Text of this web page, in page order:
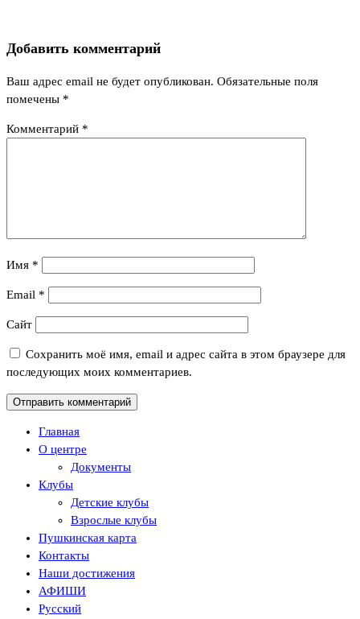
Добавить комментарий
Ваш адрес email не будет опубликован. Обязательные поля
помечены *
Комментарий *
Имя *
Email *
Сайт
Сохранить моё имя, email и адрес сайта в этом браузере для
последующих моих комментариев.
Главная
О центре
Документы
Клубы
Детские клубы
Взрослые клубы
Пушкинская карта
Контакты
Наши достижения
АФИШИ
Русский